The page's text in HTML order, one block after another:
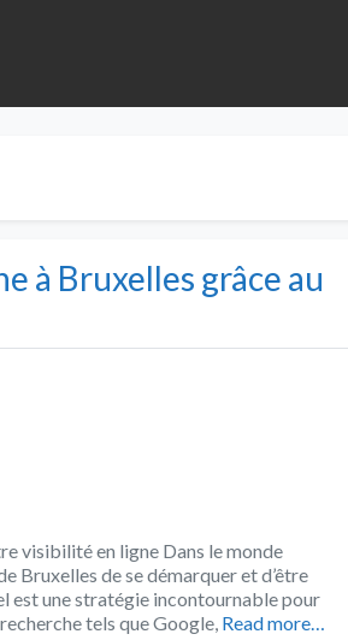
à Bruxelles grâce au
visibilité en ligne Dans le monde
Bruxelles de se démarquer et d’être
est une stratégie incontournable pour
tels que Google, Read more…